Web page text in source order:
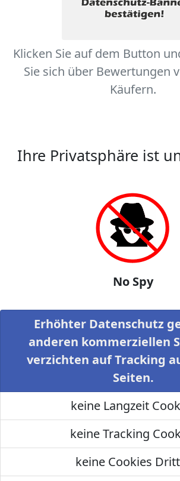
Klicken Sie auf dem Button
Sie sich über Bewertungen
Käufern.
Ihre Privatsphäre ist
No Spy
Erhöhter Datenschutz
anderen kommerziellen
verzichten auf Tracking
Seiten.
keine Langzeit
keine Tracking
keine Cookies